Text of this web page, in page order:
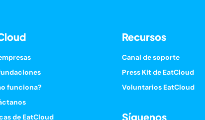
funciona?
de EatCloud
Recursos
Canal de soporte
Press Kit de EatCloud
Voluntarios EatCloud
Síguenos